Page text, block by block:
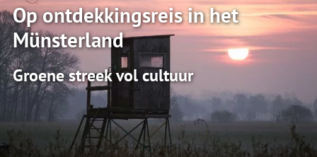
Op ontdekkingsreis in het
Münsterland
Groene streek vol cultuur